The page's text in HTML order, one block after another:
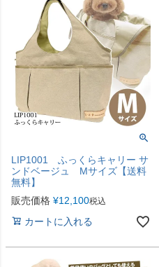
LIP1001 ふっくらキャリー サ
ンドベージュ Mサイズ【送料
無料】
販売価格 ¥12,100税込
カートに入れる